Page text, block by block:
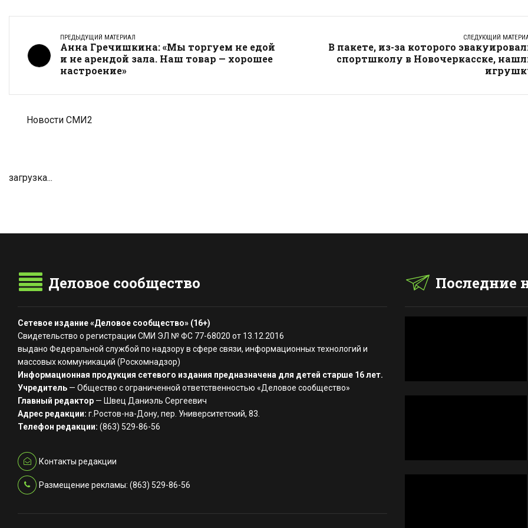
ПРЕДЫДУЩИЙ МАТЕРИАЛ
Анна Гречишкина: «Мы торгуем не едой
и не арендой зала. Наш товар — хорошее
настроение»
СЛЕДУЮЩИЙ
В пакете, из-за которого
спортшколу в Новочеркасске,
Новости СМИ2
загрузка...
Деловое сообщество
Сетевое издание «Деловое сообщество» (16+)
Свидетельство о регистрации СМИ ЭЛ № ФС 77-68020 от 13.12.2016
выдано Федеральной службой по надзору в сфере связи, информационных технологий и
массовых коммуникаций (Роскомнадзор)
Информационная продукция сетевого издания предназначена для детей старше 16 лет.
Учредитель — Общество с ограниченной ответственностью «Деловое сообщество»
Главный редактор — Швец Даниэль Сергеевич
Адрес редакции: г.Ростов-на-Дону, пер. Университетский, 83.
Телефон редакции: (863) 529-86-56
Контакты редакции
Размещение рекламы: (863) 529-86-56
Последние